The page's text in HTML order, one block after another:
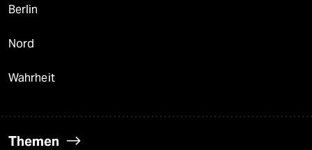
Berlin
Nord
Wahrheit
Themen